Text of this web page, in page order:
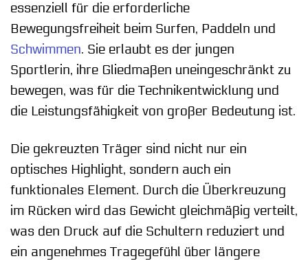
essenziell für die erforderliche
Bewegungsfreiheit beim Surfen, Paddeln und
Schwimmen. Sie erlaubt es der jungen
Sportlerin, ihre Gliedmaßen uneingeschränkt zu
bewegen, was für die Technikentwicklung und
die Leistungsfähigkeit von großer Bedeutung ist.
Die gekreuzten Träger sind nicht nur ein
optisches Highlight, sondern auch ein
funktionales Element. Durch die Überkreuzung
im Rücken wird das Gewicht gleichmäßig verteilt,
was den Druck auf die Schultern reduziert und
ein angenehmes Tragegefühl über längere